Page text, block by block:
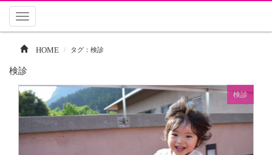
Toggle
HOME タグ：検診
検診
検診